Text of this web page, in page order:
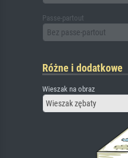
Passe-partout
Bez passe-partout
Różne i dodatkowe
Wieszak na obraz
Wieszak zębaty